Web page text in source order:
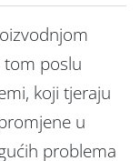
tom poslu
koji tjeraju
u
problema